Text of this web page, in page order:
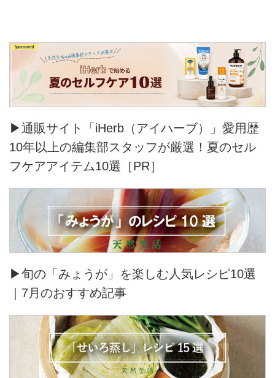
▶通販サイト「iHerb（アイハーブ）」愛用歴
10年以上の編集部スタッフが厳選！夏のセル
フケアアイテム10選［PR］
▶旬の「みょうが」を楽しむ人気レシピ10選
｜7月のおすすめ記事